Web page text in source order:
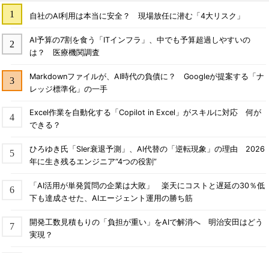
自社のAI利用は本当に安全？ 現場放任に潜む「4大リスク」
AI予算の7割を食う「ITインフラ」、中でも予算超過しやすいの
は？ 医療機関調査
Markdownファイルが、AI時代の負債に？ Googleが提案する「ナ
レッジ標準化」の一手
Excel作業を自動化する「Copilot in Excel」がスキルに対応 何が
できる？
ひろゆき氏「SIer衰退予測」、AI代替の「逆転現象」の理由 2026
年に生き残るエンジニア“4つの役割”
「AI活用が単発質問の企業は大敗」 楽天にコストと遅延の30％低
下も達成させた、AIエージェント運用の勝ち筋
開発工数見積もりの「負担が重い」をAIで解消へ 明治安田はどう
実現？